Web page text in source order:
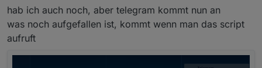
    } else if (cond0 === true && !_cond) {
        cond0 = false;
});
hab ich auch noch, aber telegram kommt nun an
was noch aufgefallen ist, kommt wenn man das script
aufruft